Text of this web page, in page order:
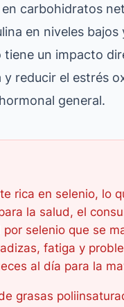
carbohidratos
en niveles
tiene un impacto
reducir el estrés
general.
rica en selenio, lo
la salud, el
selenio que se
fatiga y
al día para la
grasas